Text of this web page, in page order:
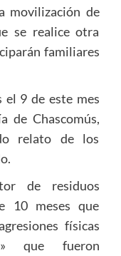
movilización de
se realice otra
familiares
el 9 de este mes
de Chascomús,
relato de los
de residuos
10 meses que
físicas
que fueron